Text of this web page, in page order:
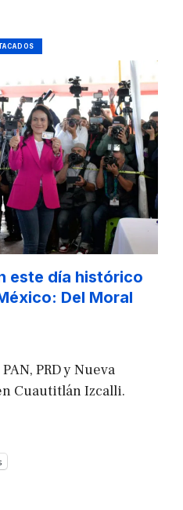
este día histórico
Del Moral
PRD y Nueva
Cuautitlán Izcalli.